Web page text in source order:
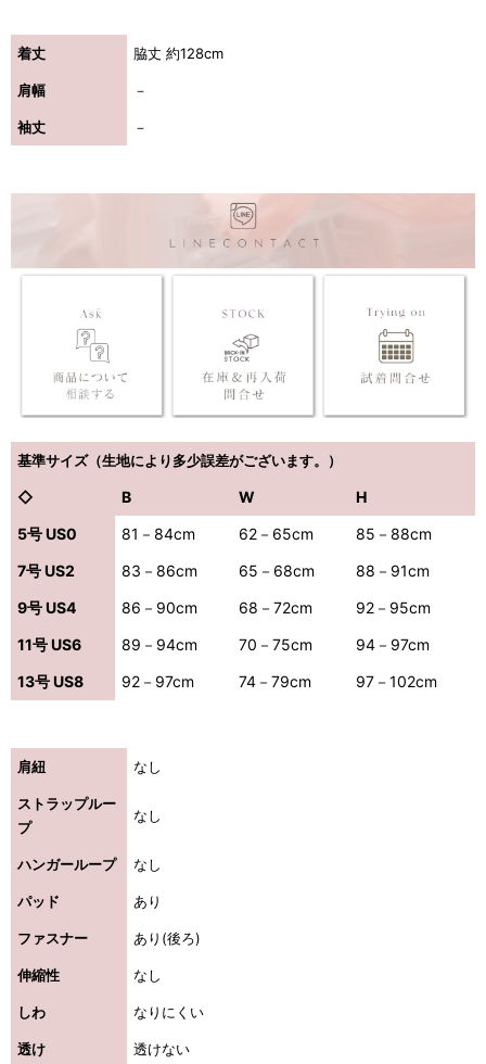
着丈 脇丈 約128cm
肩幅 －
袖丈 －
基準サイズ（生地により多少誤差がございます。）
◇ B W
H
5号 US0
81－84cm 62－65cm
85－88cm
7号 US2
83－86cm 65－68cm
88－91cm
9号 US4
86－90cm 68－72cm
92－95cm
11号 US6
89－94cm 70－75cm
94－97cm
13号 US8
92－97cm 74－79cm 97－102cm
肩紐 なし
ストラップルー
プ
なし
ハンガーループ なし
パッド あり
ファスナー あり(後ろ)
伸縮性 なし
しわ なりにくい
透け 透けない